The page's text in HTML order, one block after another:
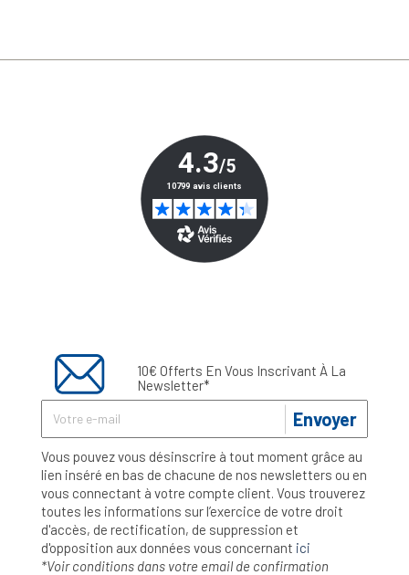
10€ Offerts En Vous Inscrivant À La
Newsletter*
Envoyer
Vous pouvez vous désinscrire à tout moment grâce au
lien inséré en bas de chacune de nos newsletters ou en
vous connectant à votre compte client. Vous trouverez
toutes les informations sur l’exercice de votre droit
d'accès, de rectification, de suppression et
d'opposition aux données vous concernant ici
*Voir conditions dans votre email de confirmation